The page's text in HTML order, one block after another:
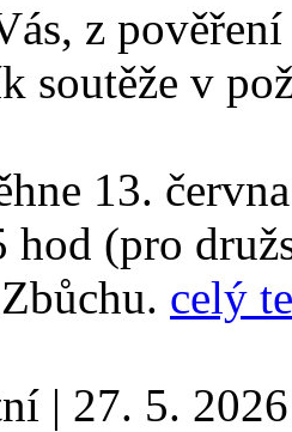
z
soutěže v
13.
(pro
celý
| 27. 5. 2026